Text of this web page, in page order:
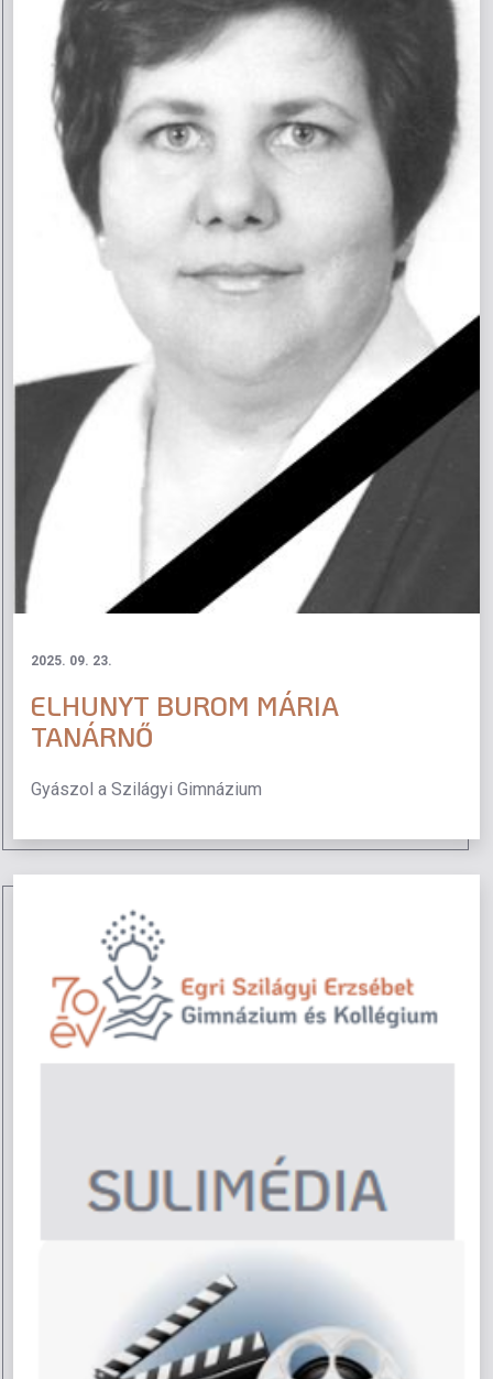
2025. 09. 23.
ELHUNYT BUROM MÁRIA
TANÁRNŐ
Gyászol a Szilágyi Gimnázium